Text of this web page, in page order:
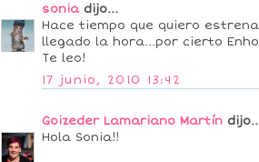
soniadijo...
Hace tiempo que quiero
llegado la hora...por cierto
Te leo!
17 junio, 2010 13:42
Goizeder Lamariano Martín
Hola Sonia!!